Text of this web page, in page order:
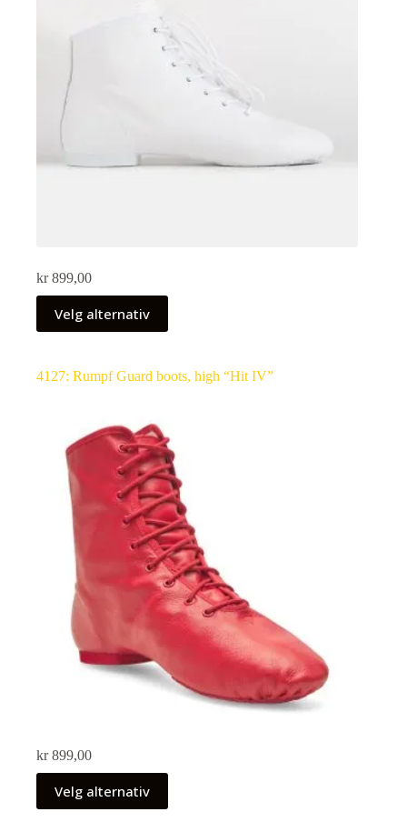
kr899,00
Velg alternativ
4127: Rumpf Guard boots, high “Hit IV”
kr899,00
Velg alternativ